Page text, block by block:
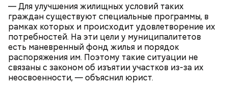
— Для улучшения жилищных условий таких
граждан существуют специальные программы, в
рамках которых и происходит удовлетворение их
потребностей. На эти цели у муниципалитетов
есть маневренный фонд жилья и порядок
распоряжения им. Поэтому такие ситуации не
связаны с законом об изъятии участков из-за их
неосвоенности, — объяснил юрист.
Терапевт Кондрахин назвал
продукты и напитки, которые
выводят токсины из организма
Чистит сосуды и защищает от
рака: чем полезен кресс-салат